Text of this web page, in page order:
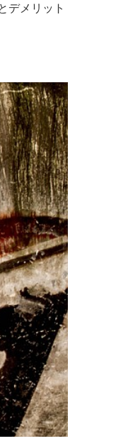
デメリット